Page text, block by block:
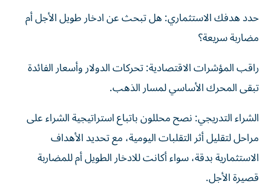
حدد هدفك الاستثماري: هل تبحث عن ادخار طويل الأجل أم
مضاربة سريعة؟
راقب المؤشرات الاقتصادية: تحركات الدولار وأسعار الفائدة
تبقى المحرك الأساسي لمسار الذهب.
الشراء التدريجي: نصح محللون باتباع استراتيجية الشراء على
مراحل لتقليل أثر التقلبات اليومية، مع تحديد الأهداف
الاستثمارية بدقة، سواء أكانت للادخار الطويل أم للمضاربة
قصيرة الأجل.